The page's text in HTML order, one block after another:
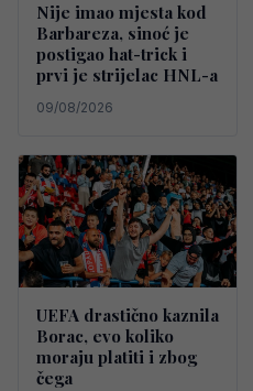
Nije imao mjesta kod
Barbareza, sinoć je
postigao hat-trick i
prvi je strijelac HNL-a
09/08/2026
UEFA drastično kaznila
Borac, evo koliko
moraju platiti i zbog
čega